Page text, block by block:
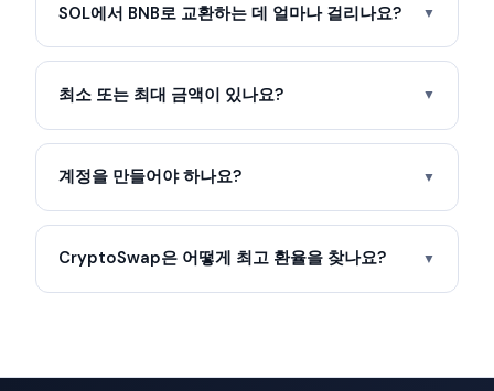
SOL에서 BNB로 교환하는 데 얼마나 걸리나요? ▼
최소 또는 최대 금액이 있나요? ▼
계정을 만들어야 하나요? ▼
CryptoSwap은 어떻게 최고 환율을 찾나요? ▼